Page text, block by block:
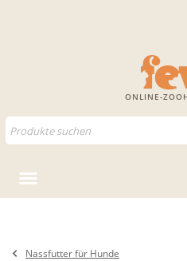
ONLINE-
Nassfutter für Hunde